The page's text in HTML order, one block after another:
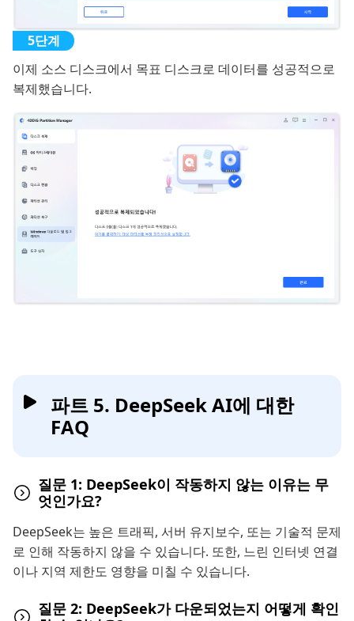
이제 소스 디스크에서 목표 디스크로 데이터를 성공적으로
복제했습니다.
파트 5. DeepSeek AI에 대한
FAQ
질문 1: DeepSeek이 작동하지 않는 이유는 무
엇인가요?
DeepSeek는 높은 트래픽, 서버 유지보수, 또는 기술적 문제
로 인해 작동하지 않을 수 있습니다. 또한, 느린 인터넷 연결
이나 지역 제한도 영향을 미칠 수 있습니다.
질문 2: DeepSeek가 다운되었는지 어떻게 확인